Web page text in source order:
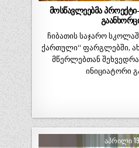
მოსწავლეებმა
ჩიბათის საჯარო
ქართული“ ფარგლებში,
მწერლებთან
ინიციატორი
ᲐᲞᲠᲘᲚᲘ